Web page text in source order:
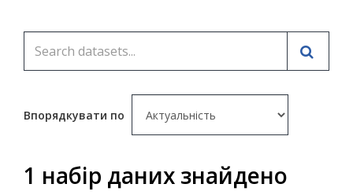
Впорядкувати по
1 набір даних знайдено